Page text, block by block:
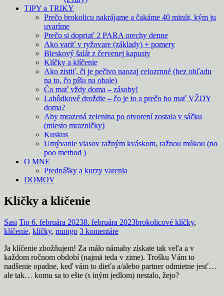
TIPY a TRIKY
Prečo brokolicu nakrájame a čakáme 40 minút, kým ju
uvaríme
Prečo si dopriať 2 PARA orechy denne
Ako variť v ryžovare (základy) + pomery
Bleskový šalát z červenej kapusty
Klíčky a klíčenie
Ako zistiť, či je pečivo naozaj celozrnné (bez ohľadu
na to, čo píšu na obale)
Čo mať vždy doma – zásoby!
Lahôdkové droždie – čo je to a prečo ho mať VŽDY
doma?
Aby mrazená zelenina po otvorení zostala v sáčku
(miesto mrazničky)
Kuskus
Umývanie vlasov ražným kváskom, ražnou múkou (no
poo method )
O MNE
Prednášky a kurzy varenia
DOMOV
Klíčky a klíčenie
Sasi Tip 6. februára 20238. februára 2023brokolicové klíčky,
klíčenie, klíčky, mungo 3 komentáre
Ja klíčenie zbožňujem! Za málo námahy získate tak veľa a v
každom ročnom období (najmä teda v zime). Trošku Vám to
nadšenie opadne, keď vám to dieťa a/alebo partner odmietne jesť…
ale tak… komu sa to ešte (s iným jedlom) nestalo, žejo?